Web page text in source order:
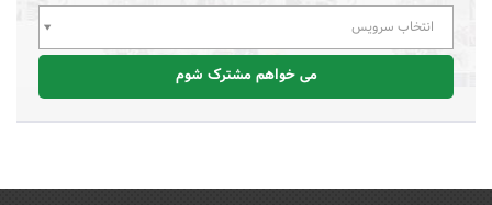
انتخاب سرویس
می خواهم مشترک شوم